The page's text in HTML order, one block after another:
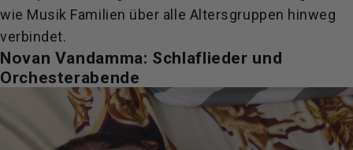
wie Musik Familien über alle Altersgruppen hinweg
verbindet.
Novan Vandamma: Schlaflieder und
Orchesterabende